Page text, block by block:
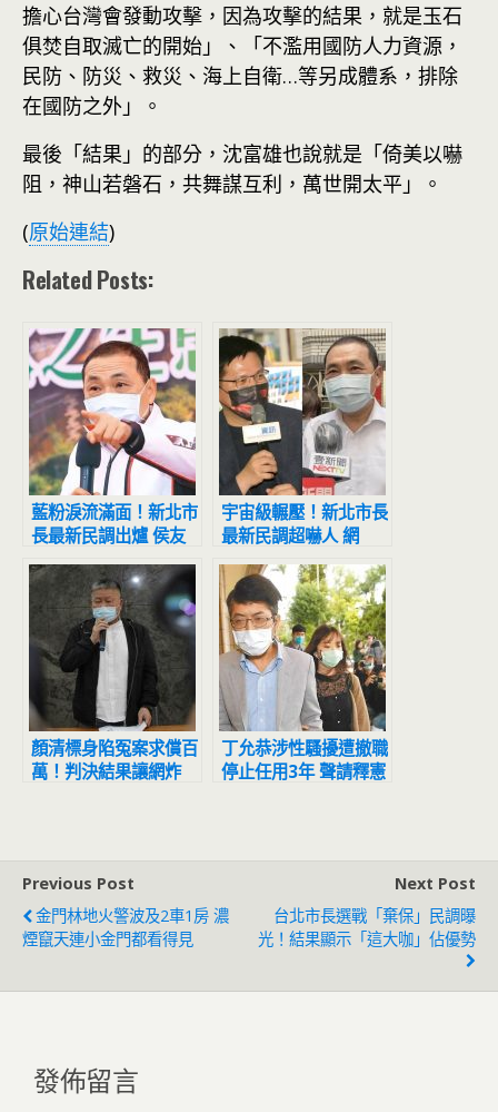
擔心台灣會發動攻擊，因為攻擊的結果，就是玉石
俱焚自取滅亡的開始」、「不濫用國防人力資源，
民防、防災、救災、海上自衛…等另成體系，排除
在國防之外」。
最後「結果」的部分，沈富雄也說就是「倚美以嚇
阻，神山若磐石，共舞謀互利，萬世開太平」。
(原始連結)
Related Posts:
藍粉淚流滿面！新北市
長最新民調出爐 侯友
宜超震撼
宇宙級輾壓！新北市長
最新民調超嚇人 網
驚：滅亡計畫開始
顏清標身陷冤案求償百
萬！判決結果讓網炸
丁允恭涉性騷擾遭撤職
停止任用3年 聲請釋憲
Previous Post
金門林地火警波及2車1房 濃
煙竄天連小金門都看得見
Next Post
台北市長選戰「棄保」民調曝
光！結果顯示「這大咖」佔優勢
發佈留言